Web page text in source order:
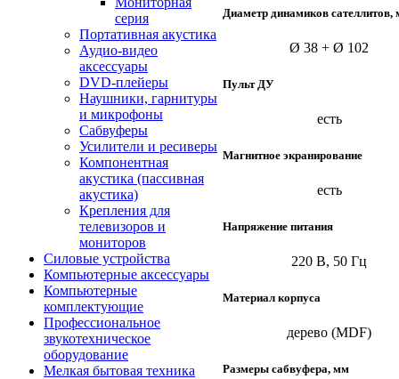
серия
Портативная акустика
Аудио-видео
аксессуары
DVD-плейеры
Наушники, гарнитуры
и микрофоны
Сабвуферы
Усилители и ресиверы
Компонентная
акустика (пассивная
акустика)
Крепления для
телевизоров и
мониторов
Силовые устройства
Компьютерные аксессуары
Компьютерные
комплектующие
Профессиональное
звукотехническое
оборудование
Мелкая бытовая техника
Диаметр динамиков сателлитов,
Ø 38 + Ø 102
Пульт ДУ
есть
Магнитное экранирование
есть
Напряжение питания
220 В, 50 Гц
Материал корпуса
дерево (MDF)
Размеры сабвуфера, мм